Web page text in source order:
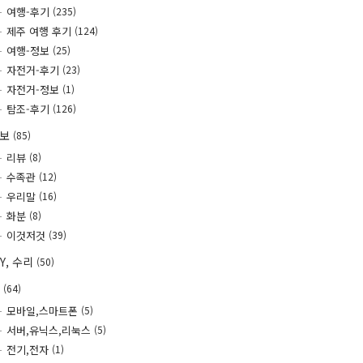
여행-후기 (235)
제주 여행 후기 (124)
여행-정보 (25)
자전거-후기 (23)
자전거-정보 (1)
탐조-후기 (126)
(85)
리뷰 (8)
수족관 (12)
우리말 (16)
화분 (8)
이것저것 (39)
수리 (50)
(64)
모바일,스마트폰 (5)
서버,유닉스,리눅스 (5)
전기,전자 (1)